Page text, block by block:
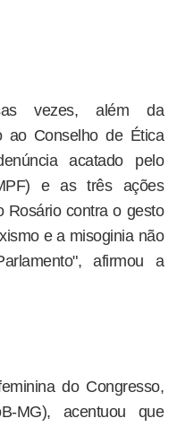
vezes, além da
ao Conselho de Ética
acatado pelo
e as três ações
Rosário contra o gesto
e a misoginia não
afirmou a
do Congresso,
MG), acentuou que